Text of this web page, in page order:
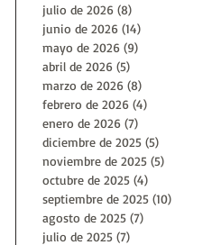
julio de 2026 (8)
junio de 2026 (14)
mayo de 2026 (9)
abril de 2026 (5)
marzo de 2026 (8)
febrero de 2026 (4)
enero de 2026 (7)
diciembre de 2025 (5)
noviembre de 2025 (5)
octubre de 2025 (4)
septiembre de 2025 (10)
agosto de 2025 (7)
julio de 2025 (7)